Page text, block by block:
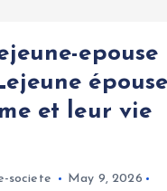
epouse
et leur vie
societe
May 9, 2026